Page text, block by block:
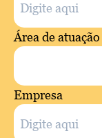
Área de atuação
Empresa